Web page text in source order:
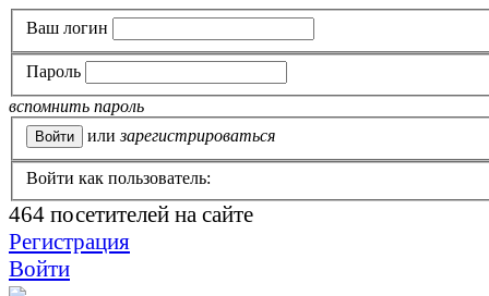
Ваш логин
Пароль
вспомнить пароль
или зарегистрироваться
Войти как пользователь:
464 посетителей на сайте
Регистрация
Войти